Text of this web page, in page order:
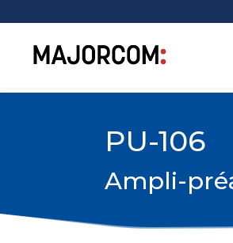
PU-106
Ampli-